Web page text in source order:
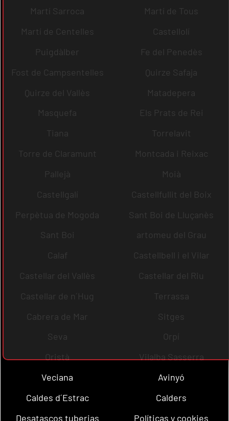
Martí Sarroca
Martí de Tous
Martí de Centelles
Castellolí
Puigdàlber
Fe del Penedès
Fost de Campsentelles
Quirze Safaja
Quirze del Vallès
Matadepera
Masquefa
Els Prats de Rei
Tiana
Torrelavit
Torre de Claramunt
Montcada i Reixac
Pallejà
Moià
Castellgalí
Castellfullit del Boix
Perpètua de Mogoda
Sant Boi de Lluçanès
Sant Boi
artomeu del Grau
Calaf
Castellbell i el Vilar
Castellar del Vallès
Castellar del Riu
Castellar de n´Hug
Terrassa
Cabrera de Mar
Sitges
Seva
Orpí
Oristà
Vilalba Sasserra
Veciana
Avinyó
Caldes d´Estrac
Calders
Desatascos tuberias
Políticas y cookies